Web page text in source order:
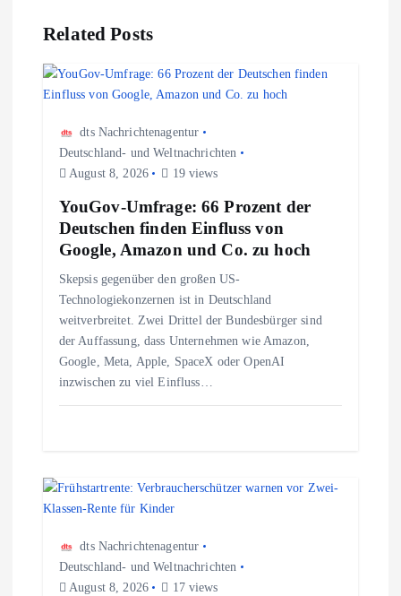
s
n
n
Related Posts
dts Nachrichtenagentur
Deutschland- und Weltnachrichten
August 8, 2026
19 views
YouGov-Umfrage: 66 Prozent der
Deutschen finden Einfluss von
Google, Amazon und Co. zu hoch
Skepsis gegenüber den großen US-
Technologiekonzernen ist in Deutschland
weitverbreitet. Zwei Drittel der Bundesbürger sind
der Auffassung, dass Unternehmen wie Amazon,
Google, Meta, Apple, SpaceX oder OpenAI
inzwischen zu viel Einfluss…
dts Nachrichtenagentur
Deutschland- und Weltnachrichten
August 8, 2026
17 views